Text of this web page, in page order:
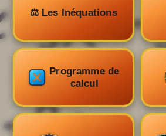
⚖️ Les Inéquations
Programme de
calcul